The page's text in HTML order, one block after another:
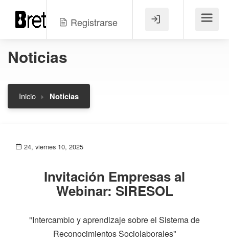
Registrarse Menú
Noticias
Inicio Noticias
24, viernes 10, 2025
Invitación Empresas al
Webinar: SIRESOL
"Intercambio y aprendizaje sobre el Sistema de
Reconocimientos Sociolaborales"